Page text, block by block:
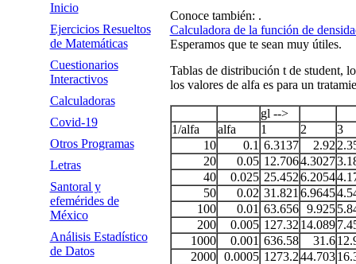
Inicio
Ejercicios Resueltos
de Matemáticas
Cuestionarios
Interactivos
Calculadoras
Covid-19
Otros Programas
Letras
Santoral y
efemérides de
México
Análisis Estadístico
de Datos
Conoce también: .
Calculadora de la función de
Esperamos que te sean muy útiles.
Tablas de distribución t de student,
los valores de alfa es para un
gl -->
1/alfa
alfa 1 2
3
10
0.1 6.3137 2.92
20
0.05 12.7064.3027
40
0.025 25.4526.2054
50
0.02 31.821 6.9645
100
0.01 63.656 9.925
200
0.005 127.32 14.089
1000
0.001 636.58 31.6
2000
0.0005 1273.244.703